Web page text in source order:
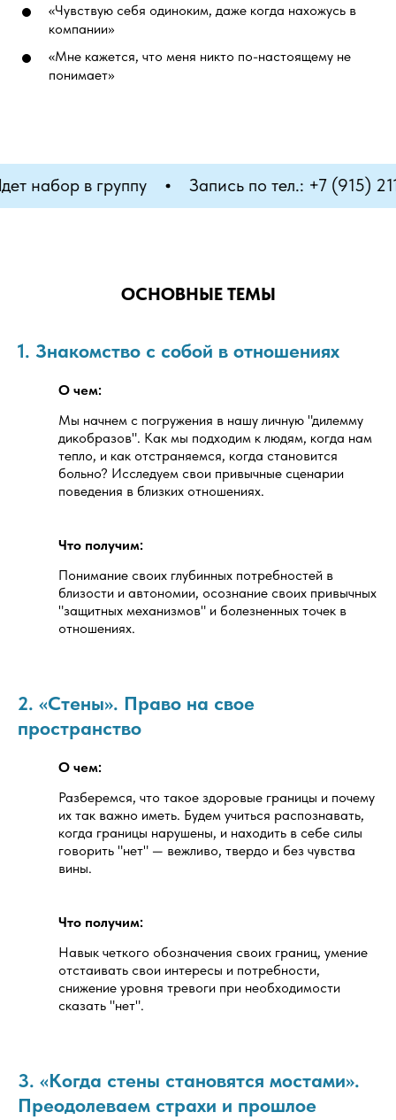
«Чувствую себя одиноким, даже когда нахожусь в
компании»
«Мне кажется, что меня никто по-настоящему не
понимает»
набор в группу Запись по тел.: +7 (915)
ОСНОВНЫЕ ТЕМЫ
1. Знакомство с собой в отношениях
О чем:
Мы начнем с погружения в нашу личную "дилемму
дикобразов". Как мы подходим к людям, когда нам
тепло, и как отстраняемся, когда становится
больно? Исследуем свои привычные сценарии
поведения в близких отношениях.
Что получим:
Понимание своих глубинных потребностей в
близости и автономии, осознание своих привычных
"защитных механизмов" и болезненных точек в
отношениях.
2. «Стены». Право на свое
пространство
О чем:
Разберемся, что такое здоровые границы и почему
их так важно иметь. Будем учиться распознавать,
когда границы нарушены, и находить в себе силы
говорить "нет" — вежливо, твердо и без чувства
вины.
Что получим:
Навык четкого обозначения своих границ, умение
отстаивать свои интересы и потребности,
снижение уровня тревоги при необходимости
сказать "нет".
3. «Когда стены становятся мостами».
Преодолеваем страхи и прошлое